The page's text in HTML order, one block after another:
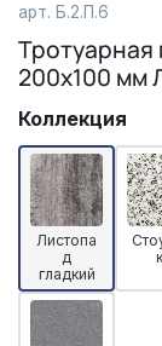
арт. Б.2.П.6
200x100 мм
Коллекция
Листопа
д
гладкий